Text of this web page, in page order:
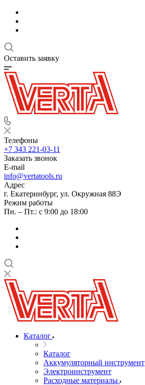
Оставить заявку
Телефоны
+7 343 221-03-11
Заказать звонок
E-mail
info@vertatools.ru
Адрес
г. Екатеринбург, ул. Окружная 88Э
Режим работы
Пн. – Пт.: с 9:00 до 18:00
Каталог
Каталог
Аккумуляторный инструмент
Электроинструмент
Расходные материалы